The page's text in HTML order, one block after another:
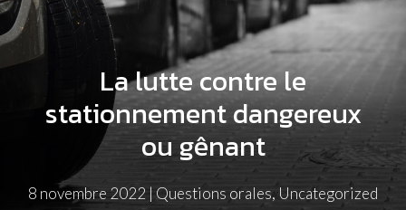
La lutte contre le
stationnement dangereux
ou gênant
8 novembre 2022 | Questions orales,Uncategorized